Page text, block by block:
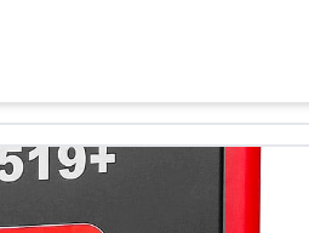
концентрата, для
не более 0,685 * температура
* Бромное число, г брома на 100 см³
кислот и щелочей –
+79105055309. Email :